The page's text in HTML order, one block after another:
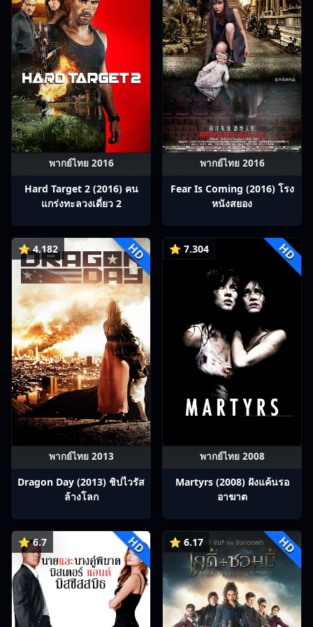
พากย์ไทย 2016
Hard Target 2 (2016) คน
แกร่งทะลวงเดี่ยว 2
พากย์ไทย 2016
Fear Is Coming (2016) โรง
หนังสยอง
⭐ 4.182 HD
พากย์ไทย 2013
Dragon Day (2013) ชิปไวรัส
ล้างโลก
⭐ 7.304 HD
พากย์ไทย 2008
Martyrs (2008) ฝังแค้นรอ
อาฆาต
⭐ 6.7 HD ⭐ 6.17 HD